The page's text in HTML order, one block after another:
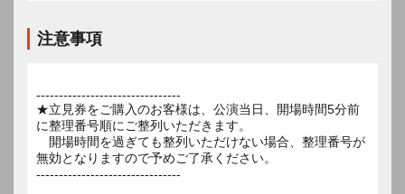
注意事項
--------------------------------
★立見券をご購入のお客様は、公演当日、開場時間5分前
に整理番号順にご整列いただきます。
開場時間を過ぎても整列いただけない場合、整理番号が
無効となりますので予めご了承ください。
--------------------------------